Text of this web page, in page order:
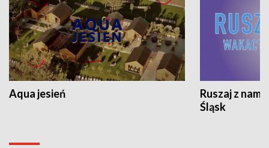
Aqua jesień
Ruszaj z
Śląsk